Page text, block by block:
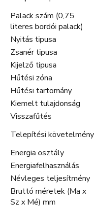
Palack szám (0,75
literes bordói palack)
Nyitás tipusa
Zsanér tipusa
Kijelző tipusa
Hűtési zóna
Hűtési tartomány
Kiemelt tulajdonság
Visszafűtés
Telepítési követelmény
Energia osztály
Energiafelhasználás
Névleges teljesítmény
Bruttó méretek (Ma x
Sz x Mé) mm